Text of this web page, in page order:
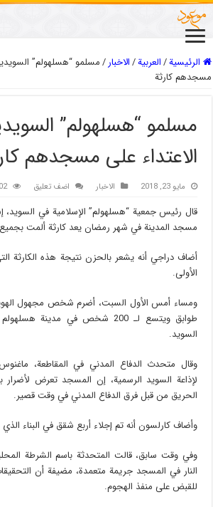
الرئيسية/العربیة/الاخبار/مسلمو “هسلهولم”
مسجدهم كارثة
مسلمو “هسلهولم”
الاعتداء على مسجدهم
مايو 23, 2018 الاخبار اضف تعليق 402
قال رئيس جمعية “هسلهولم” الإسلامية في
مسجد المدينة في شهر رمضان يعد كارثة ألمت
أضاف دراجي أنه يشعر بالحزن نتيجة هذه الكارثة
الأولى.
ومساء أمس الأول السبت، أضرم شخص مجهول
طوابق ويتسع لـ 200 شخص في مدينة
السويد.
وقال متحدث الدفاع المدني في المقاطعة،
لإذاعة السويد الرسمية، إن المسجد تعرض لأضرار
الحريق من قبل فرق الدفاع المدني في وقت قصير.
وأضاف كارلسون أنه تم إجلاء أربع شقق في البناء
وفي وقت سابق، قالت المتحدثة باسم الشرطة
النار في المسجد جريمة متعمدة، مضيفة أن
للقبض على منفذ الهجوم.